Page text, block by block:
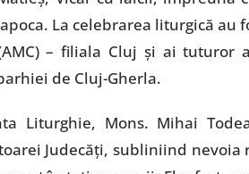
La celebrarea liturgică au
– filiala Cluj şi ai tuturor
de Cluj-Gherla.
Liturghie, Mons. Mihai
Judecăţi, subliniind